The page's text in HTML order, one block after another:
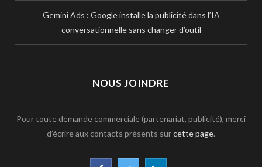
Gemini Ads : Google installe la publicité dans l’IA
conversationnelle sans changer d’outil
NOUS JOINDRE
Pour toute demande commerciale (partenariat, publicité), merci
d’écrire aux contacts présents surcette page.